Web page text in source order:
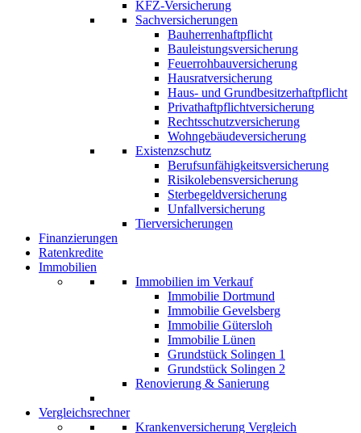
KFZ-Versicherung
Sachversicherungen
Bauherrenhaftpflicht
Bauleistungsversicherung
Feuerrohbauversicherung
Hausratversicherung
Haus- und Grundbesitzerhaftpflicht
Privathaftpflichtversicherung
Rechtsschutzversicherung
Wohngebäudeversicherung
Existenzschutz
Berufsunfähigkeitsversicherung
Risikolebensversicherung
Sterbegeldversicherung
Unfallversicherung
Tierversicherungen
Finanzierungen
Ratenkredite
Immobilien
Immobilien im Verkauf
Immobilie Dortmund
Immobilie Gevelsberg
Immobilie Gütersloh
Immobilie Lünen
Grundstück Solingen 1
Grundstück Solingen 2
Renovierung & Sanierung
Vergleichsrechner
Krankenversicherung Vergleich